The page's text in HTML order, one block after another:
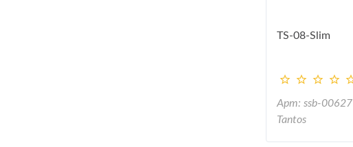
TS-08-Slim
Арт: ssb-00627
Tantos